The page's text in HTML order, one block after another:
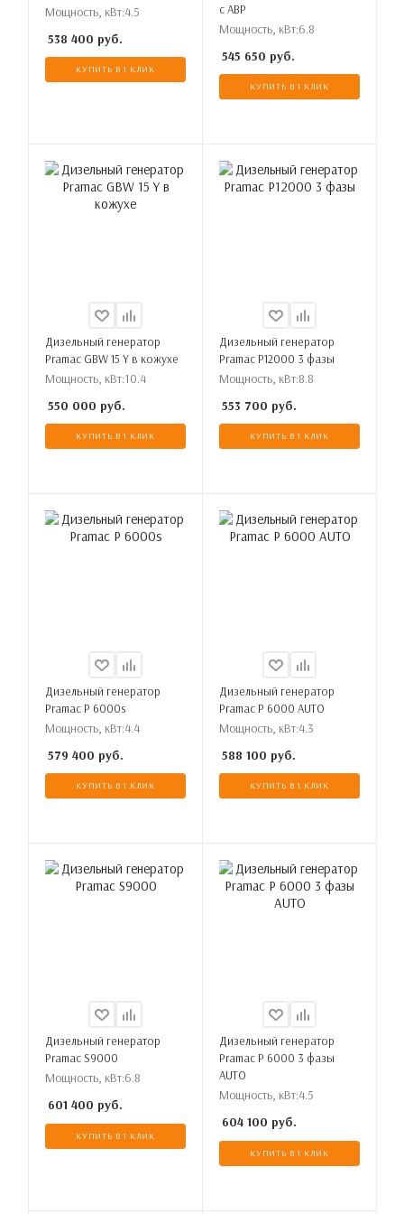
Мощность, кВт:4.5
538 400 руб.
КУПИТЬ В 1 КЛИК
с АВР
Мощность, кВт:6.8
545 650 руб.
КУПИТЬ В 1 КЛИК
Дизельный генератор
Pramac GBW 15 Y в кожухе
Мощность, кВт:10.4
550 000 руб.
КУПИТЬ В 1 КЛИК
Дизельный генератор
Pramac P12000 3 фазы
Мощность, кВт:8.8
553 700 руб.
КУПИТЬ В 1 КЛИК
Дизельный генератор
Pramac P 6000s
Мощность, кВт:4.4
579 400 руб.
КУПИТЬ В 1 КЛИК
Дизельный генератор
Pramac P 6000 AUTO
Мощность, кВт:4.3
588 100 руб.
КУПИТЬ В 1 КЛИК
Дизельный генератор
Pramac S9000
Мощность, кВт:6.8
601 400 руб.
КУПИТЬ В 1 КЛИК
Дизельный генератор
Pramac P 6000 3 фазы
AUTO
Мощность, кВт:4.5
604 100 руб.
КУПИТЬ В 1 КЛИК